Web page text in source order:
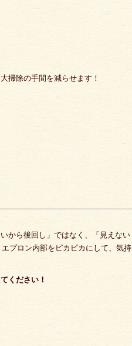
掃除の手間を減らせます！
から後回し」ではなく、「見えない
プロン内部をピカピカにして、気持
ください！